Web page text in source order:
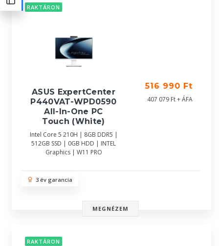
RAKTÁRON
ASUS ExpertCenter
P440VAT-WPD0590
All-In-One PC
Touch (White)
Intel Core 5 210H | 8GB DDR5 |
512GB SSD | 0GB HDD | INTEL
Graphics | W11 PRO
516 990 Ft
407 079 Ft + ÁFA
3 év garancia
MEGNÉZEM
RAKTÁRON